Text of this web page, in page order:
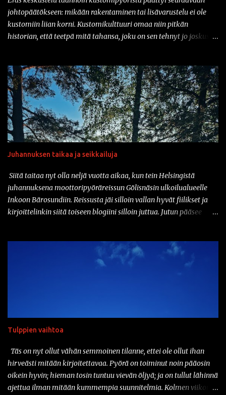
johtopäätökseen: mikään rakentaminen tai lisävarustelu ei ole
kustomiin liian korni. Kustomikulttuuri omaa niin pitkän
historian, että teetpä mitä tahansa, joku on sen tehnyt jo joskus
parin vuoden sisään nähtyä mm. prätkäliivi, mikä oli päällystetty
kokonaan kaljatölkin avausklipsuilla ja muuta vastaavaa.
Natsikypärä on ollut varsinkin sarjakuvissa ja pilapiirroksissa
varsin tyypillinen päähine klisheisillä moottoripyöräkerholaisilla.
Suomessa sotilaspotassa ajaminen ei kuitenkaan ole ollut
luvallista kypärien turvastandardien takia. Mutta nyt asiaan on
valmistaa nimittäin klassisen Stahlhelmen muotoa jäljittelevää
päivänähän myös DOT kelpaa täällä suomessa. Vaikka tuo
kyseinen...
Juhannuksen taikaa ja seikkailuja
Siitä taitaa nyt olla neljä vuotta aikaa, kun tein Helsingistä
juhannuksena moottoripyöräreissun Gölisnäsin ulkoilualueelle
Inkoon Bärosundiin. Reissusta jäi silloin vallan hyvät fiilikset ja
kirjoittelinkin siitä toiseen blogiini silloin juttua. Jutun pääsee
golisnasiin.html Hieman tän taannoisen seikkailun innoittamana
ajattelinkin aloittaa juhannuksen pakkaamalla pyörän kyytiin
viitisenkymmentä kilometriä, joten mistään älyttömän pitkästä
minkään laista tarvaratelinettä. No, kamat rinkkaan ja rinkka
selkään. Toki se on hieman sitten raskasta käsi...
Tulppien vaihtoa
Täs on nyt ollut vähän semmoinen tilanne, ettei ole ollut ihan
hirveästi mitään kirjoitettavaa. Pyörä on toiminut noin pääosin
oikein hyvin; hieman tosin tuntuu vievän öljyä; ja on tullut lähinnä
ajettua ilman mitään kummempia suunnitelmia. Kolmen viikon